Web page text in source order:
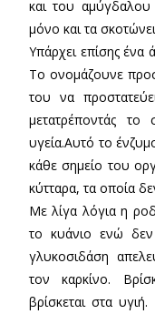
και του αμύγδαλου
μόνο και τα
Υπάρχει επίσης ένα
Το ονομάζουνε
του να
μετατρέποντάς
υγεία.Αυτό το
κάθε σημείο του
κύτταρα, τα οποία
Με λίγα λόγια η
το κυάνιο ενώ δεν
γλυκοσιδάση
τον καρκίνο.
βρίσκεται στα